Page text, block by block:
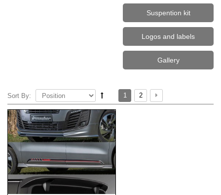
Suspention kit
Logos and labels
Gallery
Sort By: 1 2